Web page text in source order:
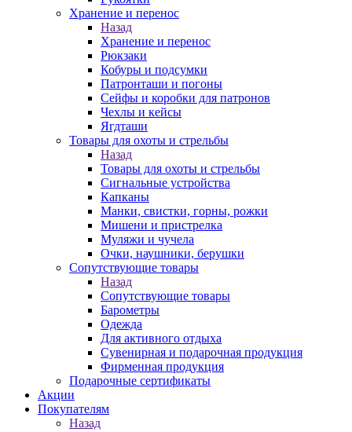
Хранение и перенос
Назад
Хранение и перенос
Рюкзаки
Кобуры и подсумки
Патронташи и погоны
Сейфы и коробки для патронов
Чехлы и кейсы
Ягдташи
Товары для охоты и стрельбы
Назад
Товары для охоты и стрельбы
Сигнальные устройства
Капканы
Манки, свистки, горны, рожки
Мишени и пристрелка
Муляжи и чучела
Очки, наушники, берушки
Сопутствующие товары
Назад
Сопутствующие товары
Барометры
Одежда
Для активного отдыха
Сувенирная и подарочная продукция
Фирменная продукция
Подарочные сертификаты
Акции
Покупателям
Назад